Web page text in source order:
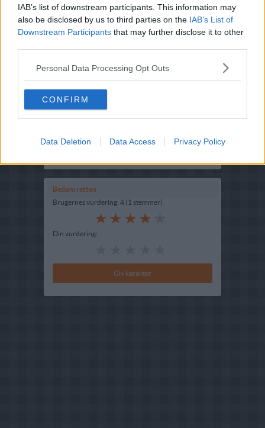
IAB’s list of downstream participants. This information may
also be disclosed by us to third parties on the IAB’s List of
Downstream Participants that may further disclose it to other
Personal Data Processing Opt Outs
CONFIRM
Data Deletion Data Access Privacy Policy
Ret :Hovedretter-Diverse Hovedretter
Fryseegnet : Er fryseegnet
Indsendt :2013-11-19
Bedøm retten
Brugernes vurdering: 4 (1 stemmer)
Din vurdering: